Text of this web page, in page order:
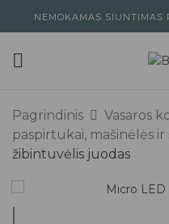
NEMOKAMAS SIUNTIMAS
Pagrindinis Vasaros
paspirtukai, mašinėlės ir
žibintuvėlis juodas